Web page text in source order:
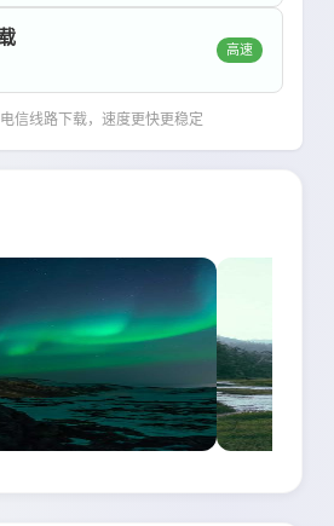
高速
信线路下载，速度更快更稳定